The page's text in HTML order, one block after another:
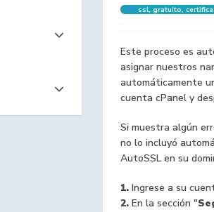
ssl, gratuito,
Este proceso es
asignar nuestros
automáticamente
cuenta cPanel y
Si muestra algún
no lo incluyó
AutoSSL en su
1. Ingrese a su
2. En la sección "